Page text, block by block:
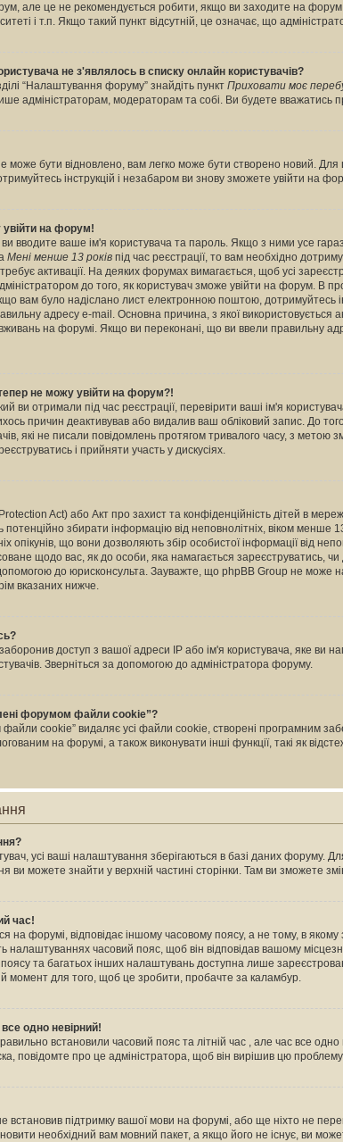
але це не рекомендується робити, якщо ви заходите на
і т.п. Якщо такий пункт відсутній, це означає, що
не з'являлось в списку онлайн користувачів?
“Налаштування форуму” знайдіть пункт Приховати моє
адміністраторам, модераторам та собі. Ви будете вважатись
може бути відновлено, вам легко може бути створено новий. Для
інструкцій і незабаром ви знову зможете увійти на
на форум!
вводите ваше ім'я користувача та пароль. Якщо з ними усе
Мені менше 13 років під час реєстрації, то вам необхідно
активації. На деяких форумах вимагається, щоб усі
до того, як користувач зможе увійти на форум. В
вам було надіслано лист електронною поштою, дотримуйтесь
адресу e-mail. Основна причина, з якої використовується
на форумі. Якщо ви переконані, що ви ввели правильну
не можу увійти на форум?!
ви отримали під час реєстрації, перевірити ваші ім'я
причин деактивував або видалив ваш обліковий запис. До
які не писали повідомлень протягом тривалого часу, з
і прийняти участь у дискусіях.
Act) або Акт про захист та конфіденційність дітей в
потенційно збирати інформацію від неповнолітніх, віком менше
опікунів, що вони дозволяють збір особистої інформації від
щодо вас, як до особи, яка намагається зареєструватись,
до юрисконсульта. Зауважте, що phpBB Group не може
вказаних нижче.
доступ з вашої адреси IP або ім'я користувача, яке ви
Зверніться за допомогою до адміністратора форуму.
форумом файли cookie”?
cookie” видаляє усі файли cookie, створені програмним
на форумі, а також виконувати інші функції, такі як
усі ваші налаштування зберігаються в базі даних форуму.
ви можете знайти у верхній частині сторінки. Там ви зможете
час!
на форумі, відповідає іншому часовому поясу, а не тому, в якому
налаштуваннях часовий пояс, щоб він відповідав вашому
та багатьох інших налаштувань доступна лише
момент для того, щоб це зробити, пробачте за каламбур.
одно невірний!
встановили часовий пояс та літній час , але час все одно
повідомте про це адміністратора, щоб він вирішив цю
встановив підтримку вашої мови на форумі, або ще ніхто не
необхідний вам мовний пакет, а якщо його не існує, ви